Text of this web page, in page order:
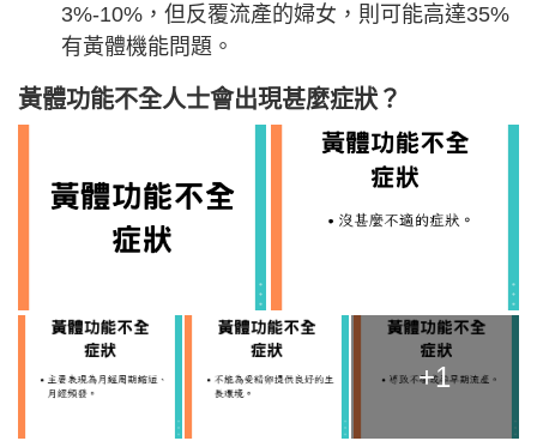
3%-10%，但反覆流產的婦女，則可能高達35%
有黃體機能問題。
黃體功能不全人士會出現甚麼症狀？
+1